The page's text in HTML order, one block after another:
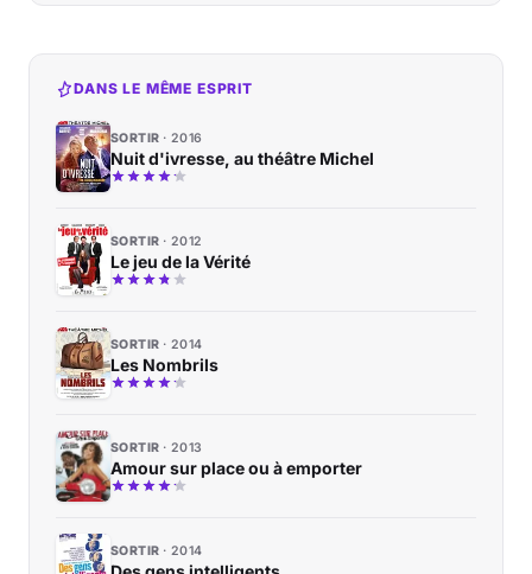
DANS LE MÊME ESPRIT
SORTIR 2016
Nuit d'ivresse, au théâtre Michel
SORTIR 2012
Le jeu de la Vérité
SORTIR 2014
Les Nombrils
SORTIR 2013
Amour sur place ou à emporter
SORTIR 2014